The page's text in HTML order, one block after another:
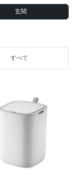
玄関
すべて